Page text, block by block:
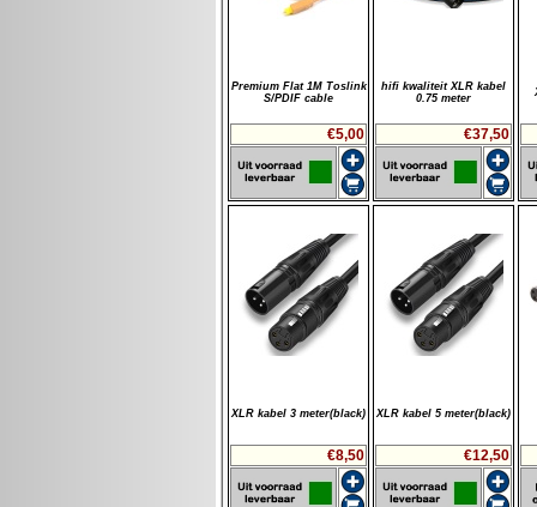
Premium Flat 1M Toslink
S/PDIF cable
€5,00
hifi kwaliteit XLR kabel
0.75 meter
€37,50
XLR kabel 3 meter(black)
€8,50
XLR kabel 5 meter(black)
€12,50